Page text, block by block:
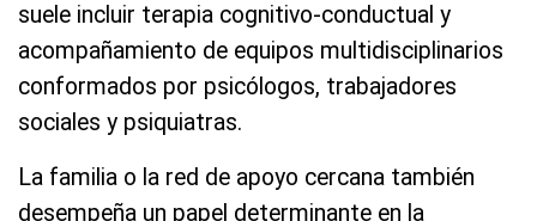
suele incluir terapia cognitivo-conductual y
acompañamiento de equipos multidisciplinarios
conformados por psicólogos, trabajadores
sociales y psiquiatras.
La familia o la red de apoyo cercana también
desempeña un papel determinante en la